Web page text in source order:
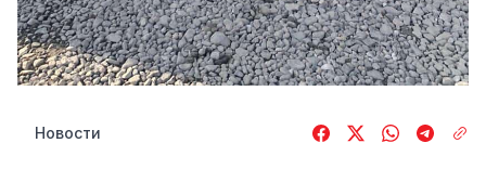
Новости